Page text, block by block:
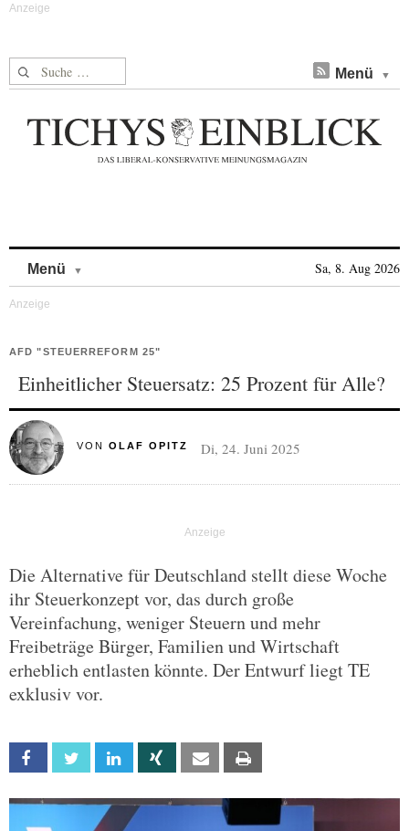
Suche nach: Menü
Menü Sa, 8. Aug 2026
AFD "STEUERREFORM 25"
Einheitlicher Steuersatz: 25 Prozent für Alle?
VON OLAF OPITZ Di, 24. Juni 2025
Die Alternative für Deutschland stellt diese Woche
ihr Steuerkonzept vor, das durch große
Vereinfachung, weniger Steuern und mehr
Freibeträge Bürger, Familien und Wirtschaft
erheblich entlasten könnte. Der Entwurf liegt TE
exklusiv vor.
Facebook Twitter Linkedin Xing Email